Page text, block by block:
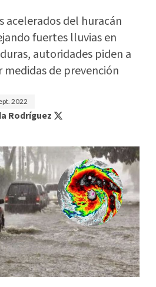
acelerados del huracán
fuertes lluvias en
autoridades piden a
de prevención
2022
Rodríguez